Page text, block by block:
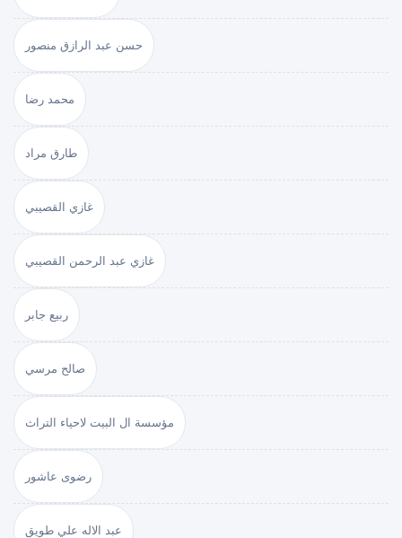
حسن عبد الرازق منصور
محمد رضا
طارق مراد
غازي القصيبي
غازي عبد الرحمن القصيبي
ربيع جابر
صالح مرسي
مؤسسة ال البيت لاحياء التراث
رضوى عاشور
عبد الاله علي طويق